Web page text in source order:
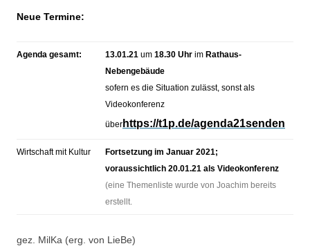
Neue Termine:
Agenda gesamt: 13.01.21 um 18.30 Uhr im Rathaus-
Nebengebäude
sofern es die Situation zulässt, sonst als
Videokonferenz
über https://t1p.de/agenda21senden
Wirtschaft mit Kultur
Fortsetzung im Januar 2021;
voraussichtlich 20.01.21 als Videokonferenz
(eine Themenliste wurde von Joachim bereits
erstellt.
gez. MilKa (erg. von LieBe)